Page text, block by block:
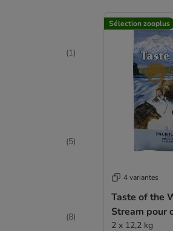
(1)
(5)
(8)
Sélection zooplus
4 variantes
Taste of the
Stream pour
2 x 12,2 kg